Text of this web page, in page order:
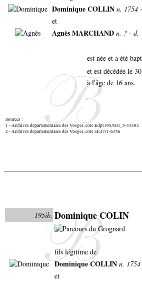
Dominique COLLIN n. 1754
et
Agnès MARCHAND n. ? - d.
est née et a été
et est décédée le
à l'âge de 16 ans.
Sources :
1 - Archives départementales des Vosges, cote Edpt195/GG_5-33494
2 - Archives départementales des Vosges, cote 4E47/1-6356
195ib. Dominique COLIN
fils légitime de
Dominique COLLIN n.
et